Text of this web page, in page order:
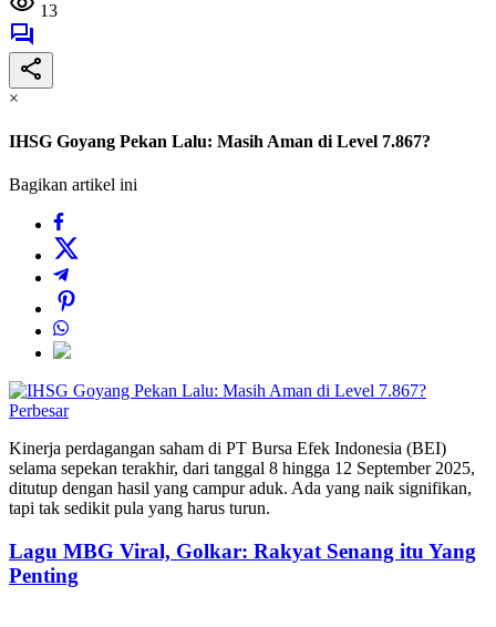
13
×
IHSG Goyang Pekan Lalu: Masih Aman di Level 7.867?
Bagikan artikel ini
Perbesar
Kinerja perdagangan saham di PT Bursa Efek Indonesia (BEI)
selama sepekan terakhir, dari tanggal 8 hingga 12 September 2025,
ditutup dengan hasil yang campur aduk. Ada yang naik signifikan,
tapi tak sedikit pula yang harus turun.
Lagu MBG Viral, Golkar: Rakyat Senang itu Yang
Penting